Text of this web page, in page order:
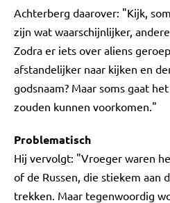
Achterberg daarover: "Kijk,
zijn wat waarschijnlijker,
Zodra er iets over aliens
afstandelijker naar kijken en
godsnaam? Maar soms gaat
zouden kunnen voorkomen."
Problematisch
Hij vervolgt: "Vroeger waren
of de Russen, die stiekem aan
trekken. Maar tegenwoordig